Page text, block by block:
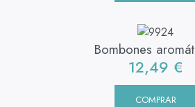
Bombones
12,49 €
COMPRAR